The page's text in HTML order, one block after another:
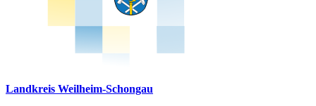
Landkreis Weilheim-Schongau